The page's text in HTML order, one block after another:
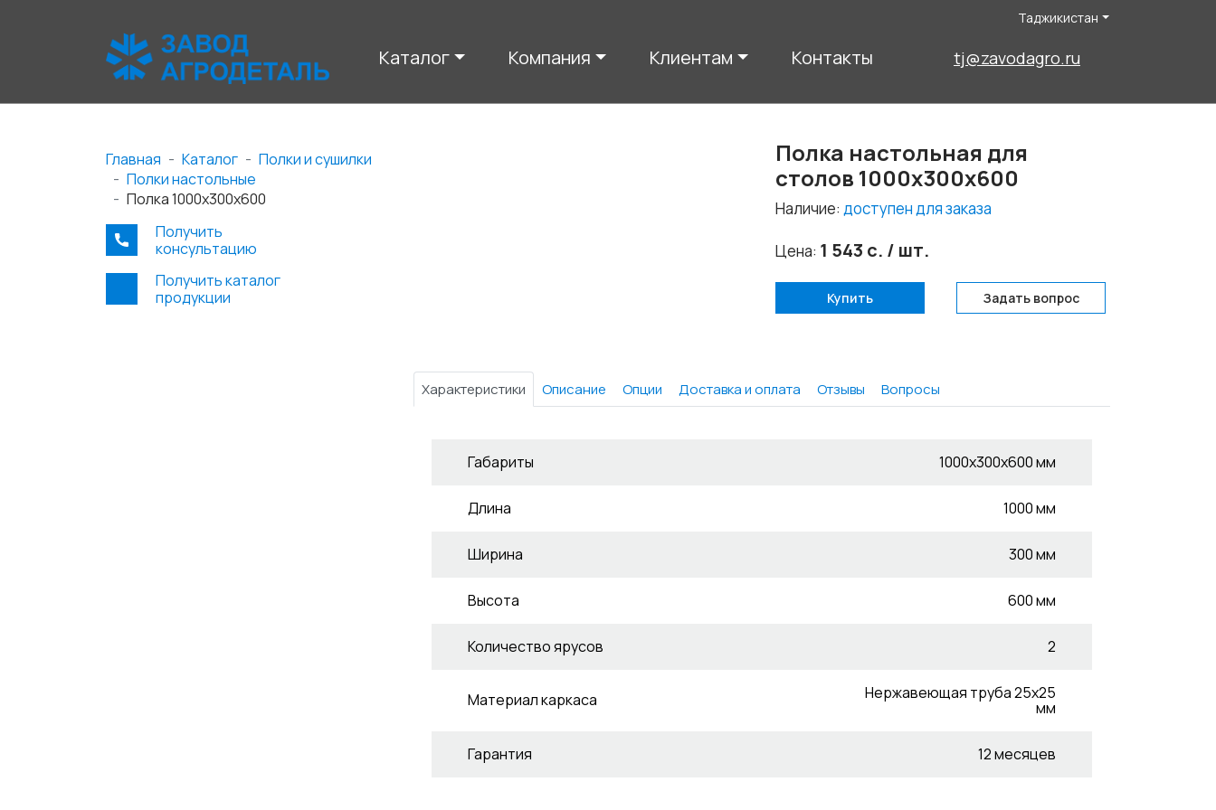
Таджикистан
Каталог Компания Клиентам Контакты tj@zavodagro.ru
Главная Каталог
Полки и сушилки
Полки настольные
Полка 1000х300х600
Получить
консультацию
Получить каталог
продукции
Полка настольная для
столов 1000х300х600
Наличие: доступен для заказа
Цена: 1 543 с. / шт.
Купить Задать вопрос
Характеристики Описание Опции Доставка и оплата Отзывы Вопросы
Габариты 1000х300х600 мм
Длина 1000 мм
Ширина 300 мм
Высота 600 мм
Количество ярусов 2
Материал каркаса Нержавеющая труба 25x25
мм
Гарантия 12 месяцев